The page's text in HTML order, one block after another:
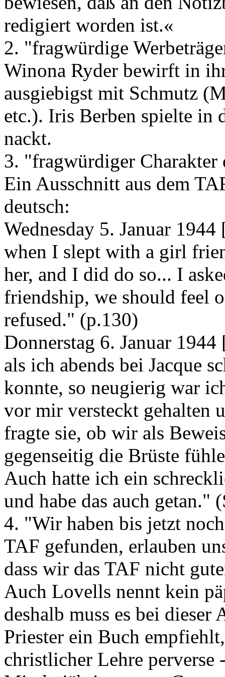
redigiert worden ist.«
2. "fragwürdige
Winona Ryder bewirft in
ausgiebigst mit Schmutz
etc.). Iris Berben spielte in
nackt.
3. "fragwürdiger Charakter
Ein Ausschnitt aus dem
deutsch:
Wednesday 5. Januar
when I slept with a girl
her, and I did do so... I
friendship, we should feel
refused." (p.130)
Donnerstag 6. Januar
als ich abends bei Jacque
konnte, so neugierig war
vor mir versteckt gehalten
fragte sie, ob wir als
gegenseitig die Brüste
Auch hatte ich ein
und habe das auch getan."
4. "Wir haben bis jetzt
TAF gefunden, erlauben
dass wir das TAF nicht
Auch Lovells nennt kein
deshalb muss es bei dieser
Priester ein Buch
christlicher Lehre perverse